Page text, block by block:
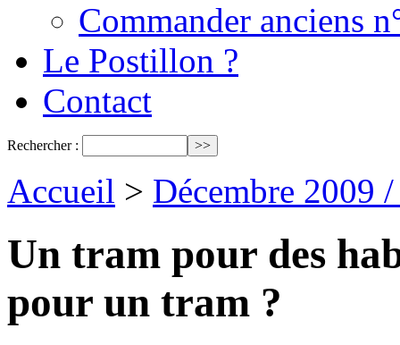
Commander anciens
Le Postillon ?
Contact
Rechercher :
Accueil > Décembre 2009
Un tram pour des
pour un tram ?